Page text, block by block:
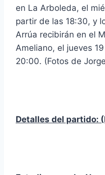
en La Arboleda, el
partir de las 18:30, y
Arrúa recibirán en el
Ameliano, el jueves
20:00. (Fotos de
Detalles del partido: